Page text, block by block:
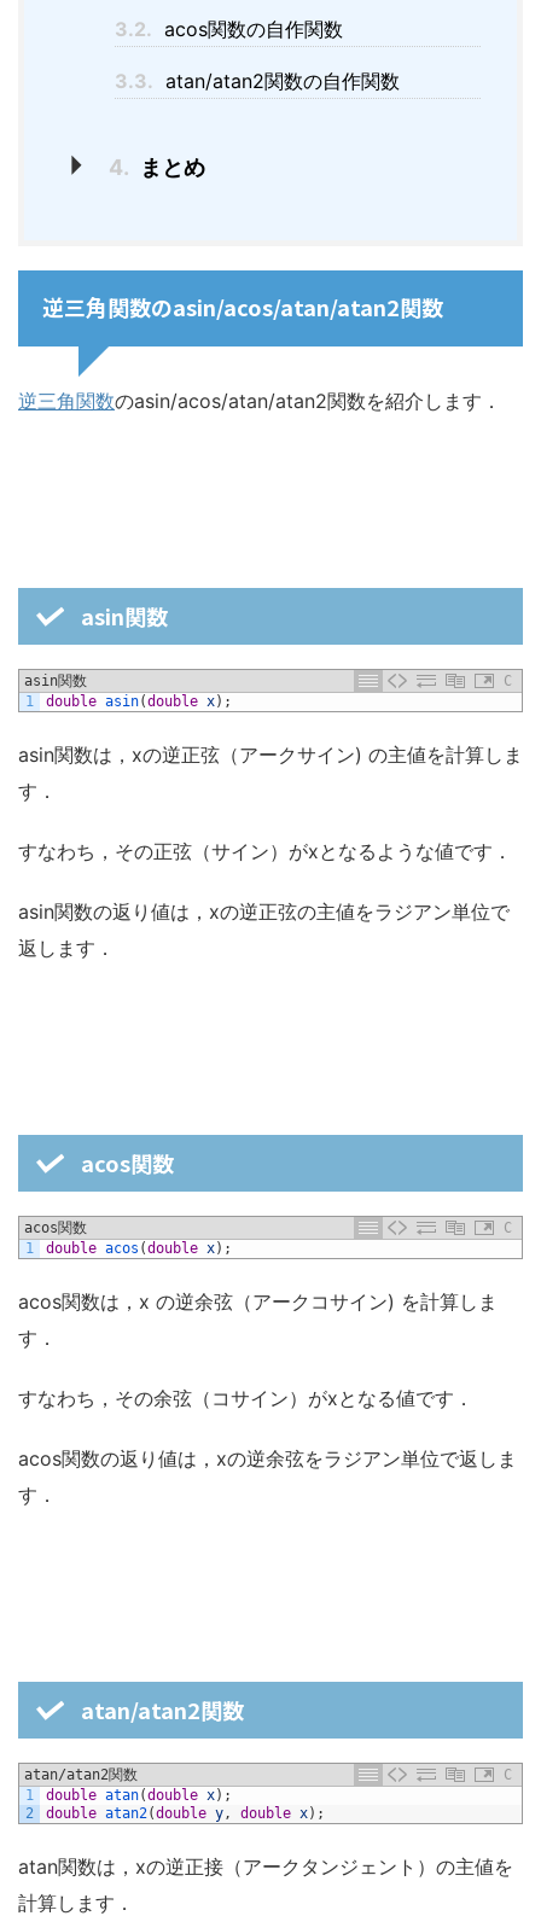
3.2. acos関数の自作関数
3.3. atan/atan2関数の自作関数
4. まとめ
逆三角関数のasin/acos/atan/atan2関数
逆三角関数のasin/acos/atan/atan2関数を紹介します．
asin関数
asin関数
C
1
double asin(double x) ;
asin関数は，xの逆正弦（アークサイン) の主値を計算しま
す．
すなわち，その正弦（サイン）がxとなるような値です．
asin関数の返り値は，xの逆正弦の主値をラジアン単位で
返します．
acos関数
acos関数
C
1
double acos (double x) ;
acos関数は，x の逆余弦（アークコサイン) を計算しま
す．
すなわち，その余弦（コサイン）がxとなる値です．
acos関数の返り値は，xの逆余弦をラジアン単位で返しま
す．
atan/atan2関数
atan/atan2関数
C
1
2
double atan(double x) ;
double atan2(double y, double x) ;
atan関数は，xの逆正接（アークタンジェント）の主値を
計算します．